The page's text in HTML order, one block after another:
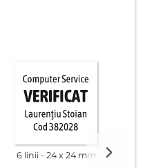
6 linii 24 x 24 mm